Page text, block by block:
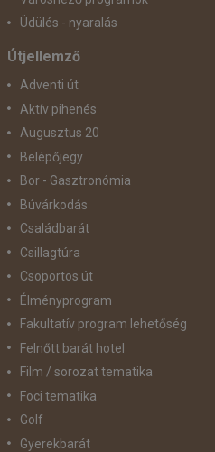
Üdülés - nyaralás
Útjellemző
Adventi út
Aktív pihenés
Augusztus 20
Belépőjegy
Bor - Gasztronómia
Búvárkodás
Családbarát
Csillagtúra
Csoportos út
Élményprogram
Fakultatív program lehetőség
Felnőtt barát hotel
Film / sorozat tematika
Foci tematika
Golf
Gyerekbarát